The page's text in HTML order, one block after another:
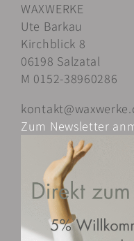
auf
WAXWERKE
Ute Barkau
Kirchblick 8
06198 Salzatal
M 0152-38960286
Zum Newsletter